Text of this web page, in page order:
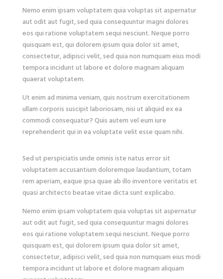
Nemo enim ipsam voluptatem quia voluptas sit aspernatur
aut odit aut fugit, sed quia consequuntur magni dolores
eos qui ratione voluptatem sequi nesciunt. Neque porro
quisquam est, qui dolorem ipsum quia dolor sit amet,
consectetur, adipisci velit, sed quia non numquam eius modi
tempora incidunt ut labore et dolore magnam aliquam
quaerat voluptatem.
Ut enim ad minima veniam, quis nostrum exercitationem
ullam corporis suscipit laboriosam, nisi ut aliquid ex ea
commodi consequatur? Quis autem vel eum iure
reprehenderit qui in ea voluptate velit esse quam nihi.
Sed ut perspiciatis unde omnis iste natus error sit
voluptatem accusantium doloremque laudantium, totam
rem aperiam, eaque ipsa quae ab illo inventore veritatis et
quasi architecto beatae vitae dicta sunt explicabo.
Nemo enim ipsam voluptatem quia voluptas sit aspernatur
aut odit aut fugit, sed quia consequuntur magni dolores
eos qui ratione voluptatem sequi nesciunt. Neque porro
quisquam est, qui dolorem ipsum quia dolor sit amet,
consectetur, adipisci velit, sed quia non numquam eius modi
tempora incidunt ut labore et dolore magnam aliquam